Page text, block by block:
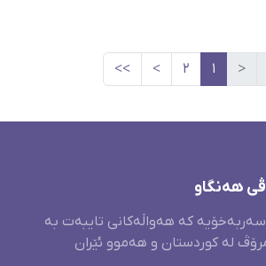
< ١ ٢ >
>>
هەنگاو
سەربەخۆیە کە هەواڵەکانی تایبەت بە
لە کوردستان و هەموو ئێران